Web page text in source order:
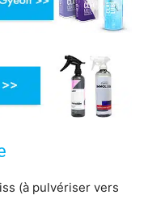
(à pulvériser vers